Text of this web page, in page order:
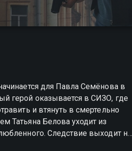
для Павла Семёнова в
герой оказывается в СИЗО, где
и втянуть в смертельно
Татьяна Белова уходит из
Следствие выходит на
истории вновь оказываются